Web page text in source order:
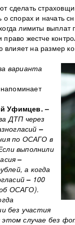
сделать
о спорах и начать
лимиты
жестче
на размер
варианта
напоминает
Уфимцев. –
ДТП через
–
по ОСАГО в
выполнили
–
а когда
– 100
ОСАГО).
без участия
этом случае без